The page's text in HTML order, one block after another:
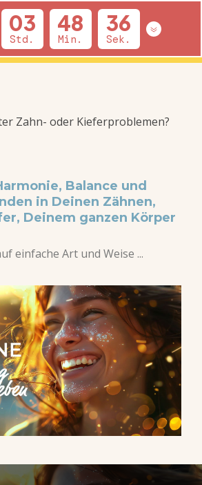
Zahn- oder Kieferproblemen?
Balance und
in Deinen Zähnen,
Deinem ganzen Körper
einfache Art und Weise ...